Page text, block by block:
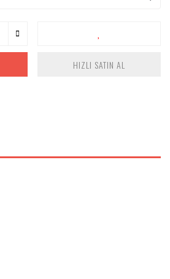
HIZLI SATIN AL